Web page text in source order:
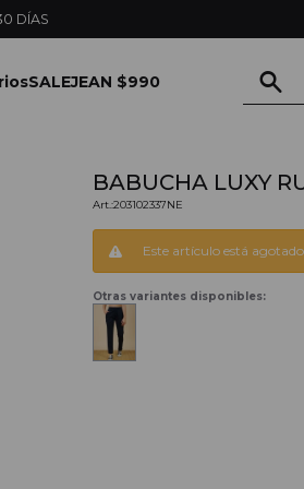
EXPRESS EN MONTEVIDEO CON
SALEJEAN $990
BABUCHA LUXY
203102337NE
Este artículo está
Otras variantes disponibles: